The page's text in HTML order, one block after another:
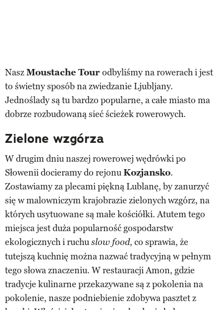
NaszMoustache Tourodbyliśmy na rowerach i jest
to świetny sposób na zwiedzanie Ljubljany.
Jednoślady są tu bardzo popularne, a całe miasto ma
dobrze rozbudowaną sieć ścieżek rowerowych.
Zielone wzgórza
W drugim dniu naszej rowerowej wędrówki po
Słowenii docieramy do rejonuKozjansko.
Zostawiamy za plecami piękną Lublanę, by zanurzyć
się w malowniczym krajobrazie zielonych wzgórz, na
których usytuowane są małe kościółki. Atutem tego
miejsca jest duża popularność gospodarstw
ekologicznych i ruchuslow food, co sprawia, że
tutejszą kuchnię można nazwać tradycyjną w pełnym
tego słowa znaczeniu. W restauracji Amon, gdzie
tradycje kulinarne przekazywane są z pokolenia na
pokolenie, nasze podniebienie zdobywa pasztet z